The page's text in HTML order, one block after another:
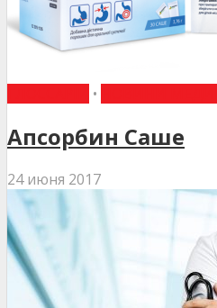
•
Апсорбин Саше
24 июня 2017